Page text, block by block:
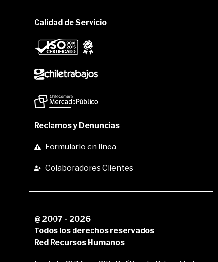
Calidad de Servicio
Reclamos y Denuncias
Formulario en linea
Colaboradores Clientes
@ 2007 - 2026
Todos los derechos reservados
Red Recursos Humanos